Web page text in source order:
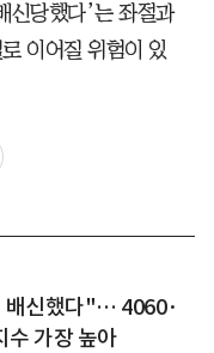
신당했다’는 좌절과
이어질 위험이 있
배신했다"… 4060·
수 가장 높아